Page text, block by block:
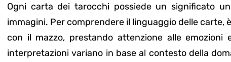
Ogni carta dei tarocchi possiede un significato
immagini. Per comprendere il linguaggio delle
con il mazzo, prestando attenzione alle
interpretazioni variano in base al contesto della